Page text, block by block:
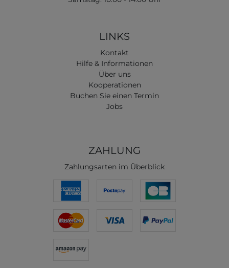
LINKS
Kontakt
Hilfe & Informationen
Über uns
Kooperationen
Buchen Sie einen Termin
Jobs
ZAHLUNG
Zahlungsarten im Überblick